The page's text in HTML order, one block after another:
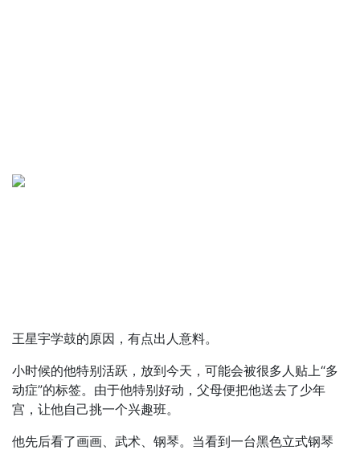
王星宇学鼓的原因，有点出人意料。
小时候的他特别活跃，放到今天，可能会被很多人贴上“多
动症”的标签。由于他特别好动，父母便把他送去了少年
宫，让他自己挑一个兴趣班。
他先后看了画画、武术、钢琴。当看到一台黑色立式钢琴